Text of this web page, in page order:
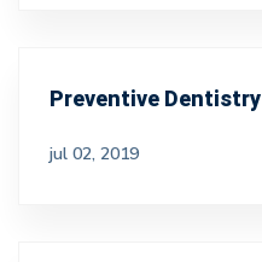
Preventive Dentistry
jul 02, 2019